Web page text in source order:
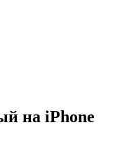
на iPhone